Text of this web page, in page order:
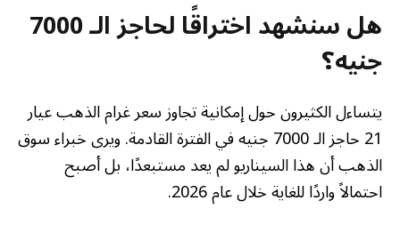
هل سنشهد اختراقًا لحاجز الـ 7000
جنيه؟
يتساءل الكثيرون حول إمكانية تجاوز سعر غرام الذهب عيار
21 حاجز الـ 7000 جنيه في الفترة القادمة. ويرى خبراء سوق
الذهب أن هذا السيناريو لم يعد مستبعدًا، بل أصبح
احتمالاً واردًا للغاية خلال عام 2026.